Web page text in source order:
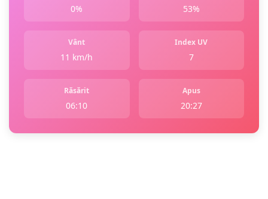
0% 53%
Vânt
11 km/h
Index UV
7
Răsărit
06:10
Apus
20:27